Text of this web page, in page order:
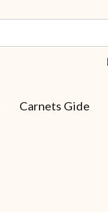
Carnets Gide